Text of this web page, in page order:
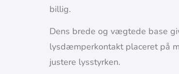
billig.
Dens brede og vægtede base
lysdæmperkontakt placeret på
justere lysstyrken.